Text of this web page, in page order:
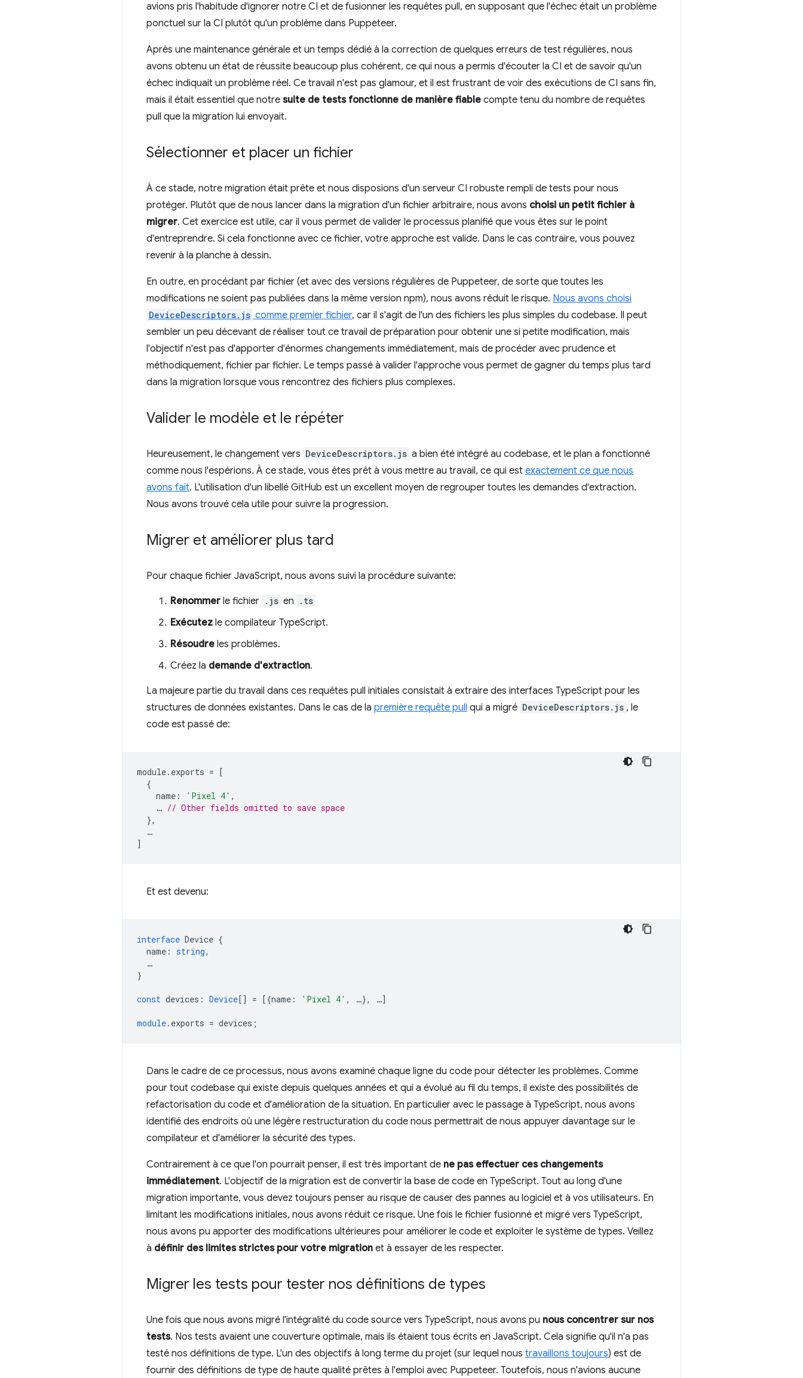
avions pris l'habitude d'ignorer notre CI et de fusionner les requêtes pull, en supposant que l'échec était un problème
ponctuel sur la CI plutôt qu'un problème dans Puppeteer.
Après une maintenance générale et un temps dédié à la correction de quelques erreurs de test régulières, nous
avons obtenu un état de réussite beaucoup plus cohérent, ce qui nous a permis d'écouter la CI et de savoir qu'un
échec indiquait un problème réel. Ce travail n'est pas glamour, et il est frustrant de voir des exécutions de CI sans fin,
mais il était essentiel que notre suite de tests fonctionne de manière fiable compte tenu du nombre de requêtes
pull que la migration lui envoyait.
Sélectionner et placer un fichier
À ce stade, notre migration était prête et nous disposions d'un serveur CI robuste rempli de tests pour nous
protéger. Plutôt que de nous lancer dans la migration d'un fichier arbitraire, nous avons choisi un petit fichier à
migrer. Cet exercice est utile, car il vous permet de valider le processus planifié que vous êtes sur le point
d'entreprendre. Si cela fonctionne avec ce fichier, votre approche est valide. Dans le cas contraire, vous pouvez
revenir à la planche à dessin.
En outre, en procédant par fichier (et avec des versions régulières de Puppeteer, de sorte que toutes les
modifications ne soient pas publiées dans la même version npm), nous avons réduit le risque. Nous avons choisi
DeviceDescriptors.js comme premier fichier, car il s'agit de l'un des fichiers les plus simples du codebase. Il peut
sembler un peu décevant de réaliser tout ce travail de préparation pour obtenir une si petite modification, mais
l'objectif n'est pas d'apporter d'énormes changements immédiatement, mais de procéder avec prudence et
méthodiquement, fichier par fichier. Le temps passé à valider l'approche vous permet de gagner du temps plus tard
dans la migration lorsque vous rencontrez des fichiers plus complexes.
Valider le modèle et le répéter
Heureusement, le changement vers DeviceDescriptors.js a bien été intégré au codebase, et le plan a fonctionné
comme nous l'espérions. À ce stade, vous êtes prêt à vous mettre au travail, ce qui est exactement ce que nous
avons fait. L'utilisation d'un libellé GitHub est un excellent moyen de regrouper toutes les demandes d'extraction.
Nous avons trouvé cela utile pour suivre la progression.
Migrer et améliorer plus tard
Pour chaque fichier JavaScript, nous avons suivi la procédure suivante:
Renommer le fichier .js en .ts
Exécutez le compilateur TypeScript.
Résoudre les problèmes.
Créez la demande d'extraction.
La majeure partie du travail dans ces requêtes pull initiales consistait à extraire des interfaces TypeScript pour les
structures de données existantes. Dans le cas de la première requête pull qui a migré DeviceDescriptors.js , le
code est passé de:
module. exports = [
{
name : 'Pixel 4' ,
… // Other fields omitted to save space
},
…
]
Et est devenu:
interface Device {
name : string,
…
}
const devices : Device[] = [{name : 'Pixel 4' , …}, …]
module.exports = devices ;
Dans le cadre de ce processus, nous avons examiné chaque ligne du code pour détecter les problèmes. Comme
pour tout codebase qui existe depuis quelques années et qui a évolué au fil du temps, il existe des possibilités de
refactorisation du code et d'amélioration de la situation. En particulier avec le passage à TypeScript, nous avons
identifié des endroits où une légère restructuration du code nous permettrait de nous appuyer davantage sur le
compilateur et d'améliorer la sécurité des types.
Contrairement à ce que l'on pourrait penser, il est très important de ne pas effectuer ces changements
immédiatement. L'objectif de la migration est de convertir la base de code en TypeScript. Tout au long d'une
migration importante, vous devez toujours penser au risque de causer des pannes au logiciel et à vos utilisateurs. En
limitant les modifications initiales, nous avons réduit ce risque. Une fois le fichier fusionné et migré vers TypeScript,
nous avons pu apporter des modifications ultérieures pour améliorer le code et exploiter le système de types. Veillez
à définir des limites strictes pour votre migration et à essayer de les respecter.
Migrer les tests pour tester nos définitions de types
Une fois que nous avons migré l'intégralité du code source vers TypeScript, nous avons pu nous concentrer sur nos
tests. Nos tests avaient une couverture optimale, mais ils étaient tous écrits en JavaScript. Cela signifie qu'il n'a pas
testé nos définitions de type. L'un des objectifs à long terme du projet (sur lequel nous travaillons toujours) est de
fournir des définitions de type de haute qualité prêtes à l'emploi avec Puppeteer. Toutefois, nous n'avions aucune